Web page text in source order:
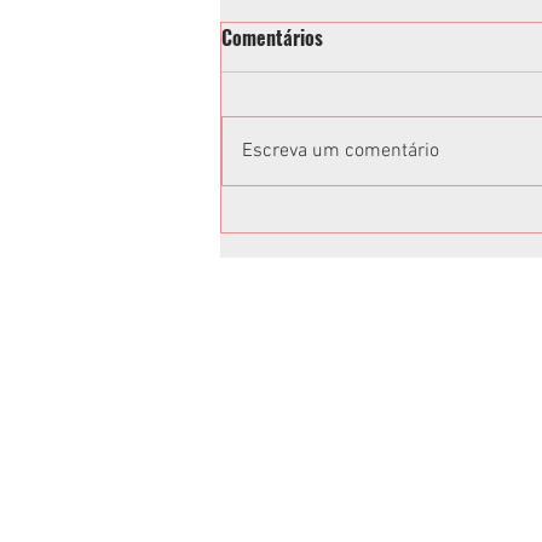
Vereadora acusa Tathiana
Comentários
Escreva um comentário